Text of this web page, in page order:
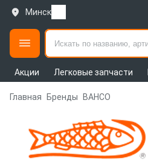
Минск
Акции Легковые запчасти
Главная Бренды BAHCO